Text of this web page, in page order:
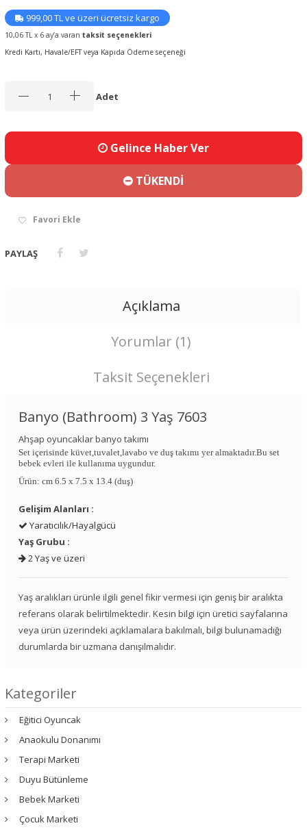
999,00 TL ve üzeri ücretsiz kargo
10,06 TL x 6 ay’a varan taksit seçenekleri
Kredi Kartı, Havale/EFT veya Kapıda Ödeme seçeneği
Adet
Gelince Haber Ver
TÜKENDİ
Favori Ekle
PAYLAŞ
Açıklama
Yorumlar (1)
Taksit Seçenekleri
Banyo (Bathroom) 3 Yaş 7603
Ahşap oyuncaklar banyo takımı
Set içerisinde küvet,tuvalet,lavabo ve duş takımı yer almaktadır.Bu set
bebek evleri ile kullanıma uygundur.
Ürün: cm 6.5 x 7.5 x 13.4 (duş)
Gelişim Alanları :
Yaratıcılık/Hayalgücü
Yaş Grubu :
2 Yaş ve üzeri
Yaş aralıkları ürünle ilgili genel fikir vermesi için geniş bir aralıkta
referans olarak belirtilmektedir. Kesin bilgi için üretici sayfalarına
veya ürün üzerindeki açıklamalara bakılmalı, bilgi bulunamadığı
durumlarda bir uzmana danışılmalıdır.
Kategoriler
Eğitici Oyuncak
Anaokulu Donanımı
Terapi Marketi
Duyu Bütünleme
Bebek Marketi
Çocuk Marketi